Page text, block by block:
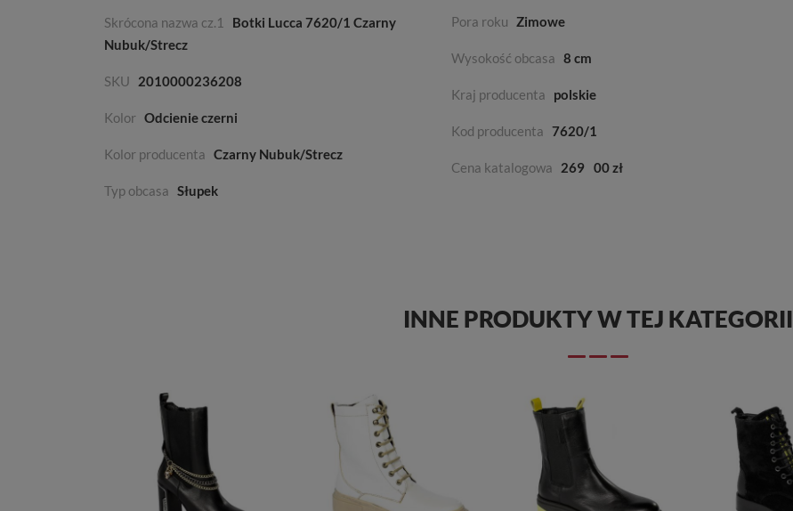
Skrócona nazwa cz.1
Botki Lucca 7620/1 Czarny
Nubuk/Strecz
SKU 2010000236208
Kolor Odcienie czerni
Kolor producenta Czarny Nubuk/Strecz
Typ obcasa Słupek
Pora roku Zimowe
Wysokość obcasa 8 cm
Kraj producenta polskie
Kod producenta 7620/1
Cena katalogowa 269 00 zł
INNE PRODUKTY W TEJ KATEGORII